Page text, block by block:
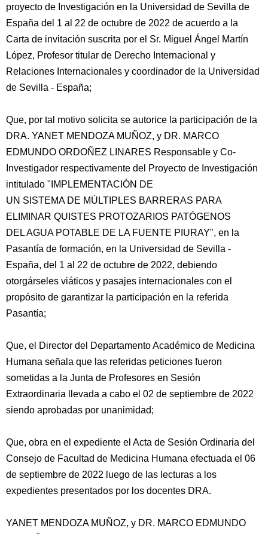
proyecto de Investigación en la Universidad de Sevilla de
España del 1 al 22 de octubre de 2022 de acuerdo a la
Carta de invitación suscrita por el Sr. Miguel Ángel Martín
López, Profesor titular de Derecho Internacional y
Relaciones Internacionales y coordinador de la Universidad
de Sevilla - España;
Que, por tal motivo solicita se autorice la participación de la
DRA. YANET MENDOZA MUÑOZ, y DR. MARCO
EDMUNDO ORDOÑEZ LINARES Responsable y Co-
Investigador respectivamente del Proyecto de Investigación
intitulado "IMPLEMENTACIÓN DE
UN SISTEMA DE MÚLTIPLES BARRERAS PARA
ELIMINAR QUISTES PROTOZARIOS PATÓGENOS
DEL AGUA POTABLE DE LA FUENTE PIURAY", en la
Pasantía de formación, en la Universidad de Sevilla -
España, del 1 al 22 de octubre de 2022, debiendo
otorgárseles viáticos y pasajes internacionales con el
propósito de garantizar la participación en la referida
Pasantía;
Que, el Director del Departamento Académico de Medicina
Humana señala que las referidas peticiones fueron
sometidas a la Junta de Profesores en Sesión
Extraordinaria llevada a cabo el 02 de septiembre de 2022
siendo aprobadas por unanimidad;
Que, obra en el expediente el Acta de Sesión Ordinaria del
Consejo de Facultad de Medicina Humana efectuada el 06
de septiembre de 2022 luego de las lecturas a los
expedientes presentados por los docentes DRA.
YANET MENDOZA MUÑOZ, y DR. MARCO EDMUNDO